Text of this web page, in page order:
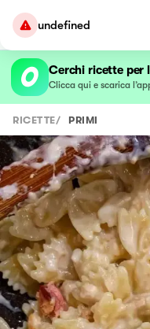
undefined
Cerchi ricette per
Clicca qui e scarica
RICETTE/ PRIMI